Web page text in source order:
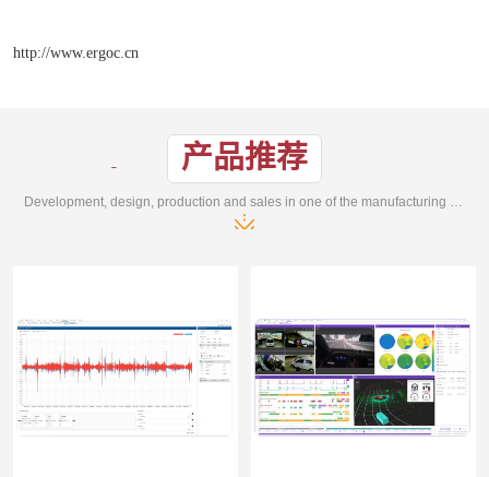
http://www.ergoc.cn
产品推荐
Development, design, production and sales in one of the manufacturing enterprises